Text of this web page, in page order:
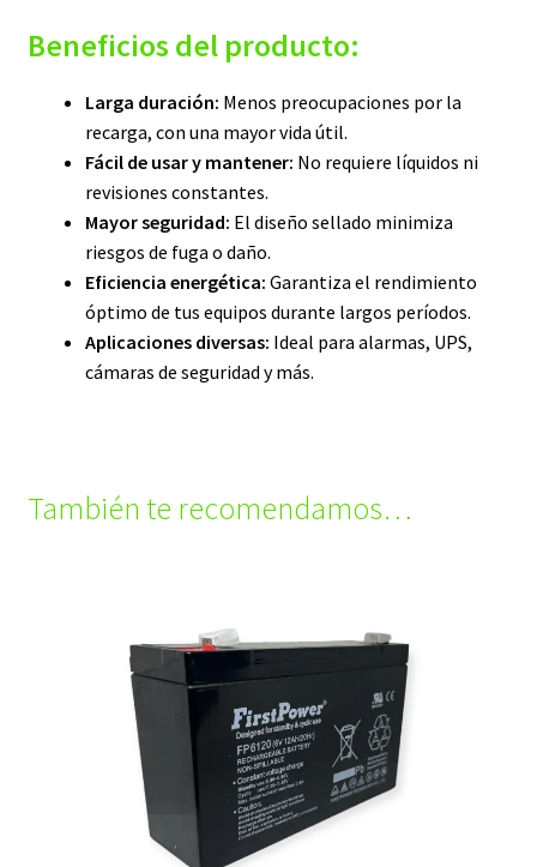
Beneficios del producto:
Larga duración: Menos preocupaciones por la
recarga, con una mayor vida útil.
Fácil de usar y mantener: No requiere líquidos ni
revisiones constantes.
Mayor seguridad: El diseño sellado minimiza
riesgos de fuga o daño.
Eficiencia energética: Garantiza el rendimiento
óptimo de tus equipos durante largos períodos.
Aplicaciones diversas: Ideal para alarmas, UPS,
cámaras de seguridad y más.
También te recomendamos…